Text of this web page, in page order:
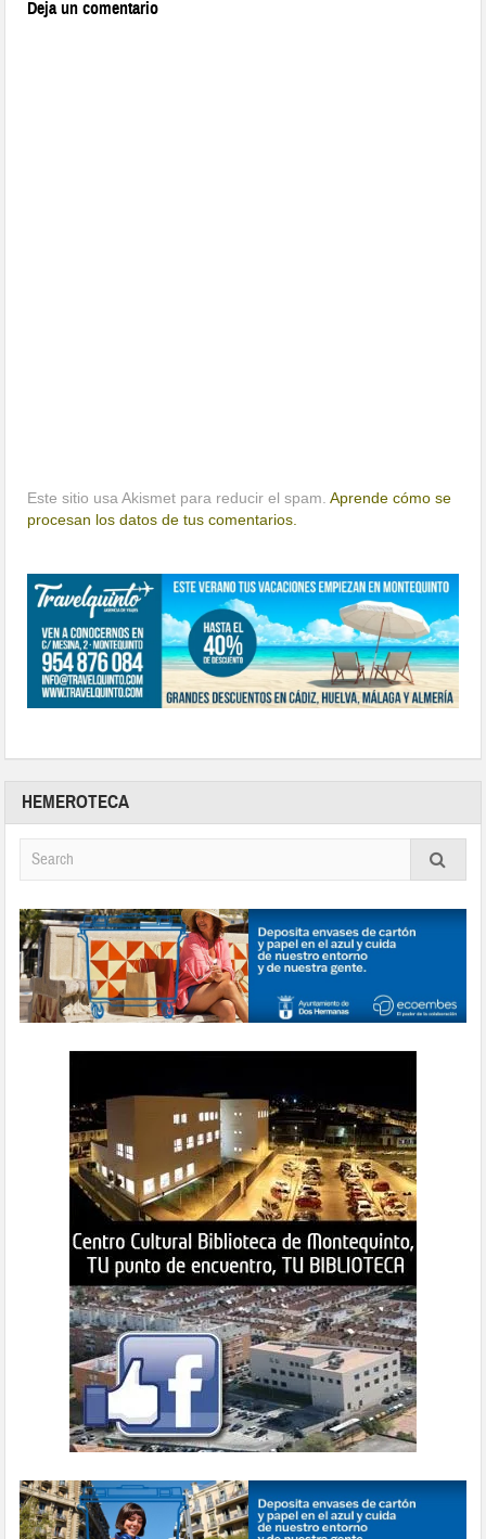
Deja un comentario
Este sitio usa Akismet para reducir el spam.Aprende cómo se
procesan los datos de tus comentarios.
HEMEROTECA